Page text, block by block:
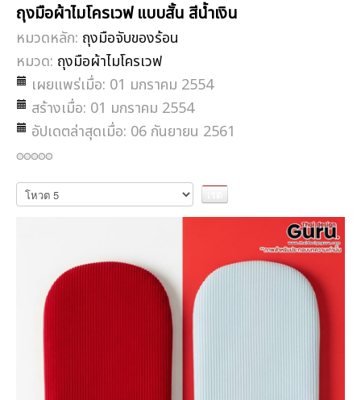
ถุงมือผ้าไมโครเวฟ แบบสั้น สีน้ำเงิน
หมวดหลัก: ถุงมือจับของร้อน
หมวด: ถุงมือผ้าไมโครเวฟ
เผยแพร่เมื่อ: 01 มกราคม 2554
สร้างเมื่อ: 01 มกราคม 2554
อัปเดตล่าสุดเมื่อ: 06 กันยายน 2561
กรุณา
ให้